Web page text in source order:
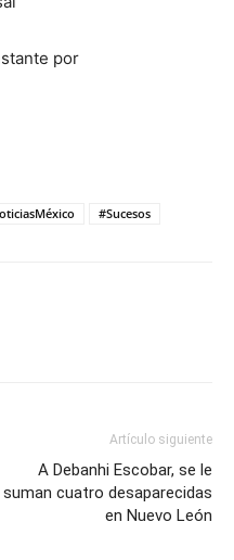
por
#Sucesos
Artículo siguiente
A Debanhi Escobar, se le
suman cuatro desaparecidas
en Nuevo León